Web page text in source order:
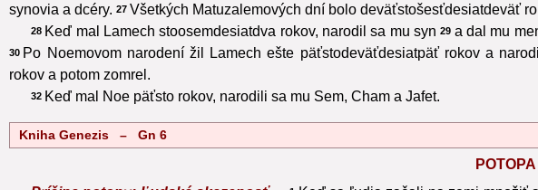
synovia a dcéry. 27 Všetkých Matuzalemových dní bolo deväťstošesťdesiatdeväť
28 Keď mal Lamech stoosemdesiatdva rokov, narodil sa mu syn 29 a dal mu
30 Po Noemovom narodení žil Lamech ešte päťstodeväťdesiatpäť rokov a
rokov a potom zomrel.
32 Keď mal Noe päťsto rokov, narodili sa mu Sem, Cham a Jafet.
Kniha Genezis – Gn 6